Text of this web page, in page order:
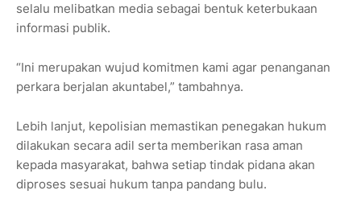
selalu melibatkan media sebagai bentuk keterbukaan
informasi publik.
“Ini merupakan wujud komitmen kami agar penanganan
perkara berjalan akuntabel,” tambahnya.
Lebih lanjut, kepolisian memastikan penegakan hukum
dilakukan secara adil serta memberikan rasa aman
kepada masyarakat, bahwa setiap tindak pidana akan
diproses sesuai hukum tanpa pandang bulu.